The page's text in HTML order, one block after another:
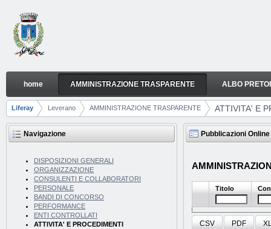
Salta al contenuto
ATTIVITA' E PROCEDIMENTI
Navigazione
home AMMINISTRAZIONE TRASPARENTE ALBO
Breadcrumb
Liferay Leverano AMMINISTRAZIONE TRASPARENTE ATTIVITA' E
Navigazione
DISPOSIZIONI GENERALI
ORGANIZZAZIONE
CONSULENTI E COLLABORATORI
PERSONALE
BANDI DI CONCORSO
PERFORMANCE
ENTI CONTROLLATI
ATTIVITA' E PROCEDIMENTI
Pubblicazioni Online
Titolo
CSV PDF